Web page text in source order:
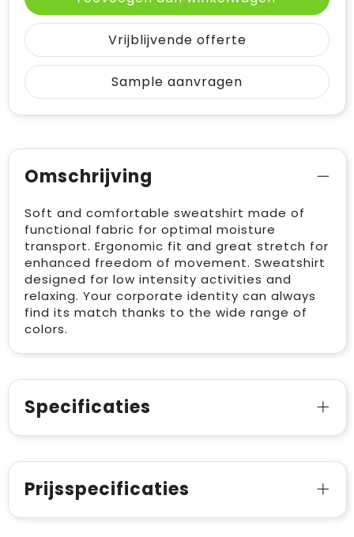
Vrijblijvende offerte
Sample aanvragen
Omschrijving
Soft and comfortable sweatshirt made of
functional fabric for optimal moisture
transport. Ergonomic fit and great stretch for
enhanced freedom of movement. Sweatshirt
designed for low intensity activities and
relaxing. Your corporate identity can always
find its match thanks to the wide range of
colors.
Specificaties
Prijsspecificaties